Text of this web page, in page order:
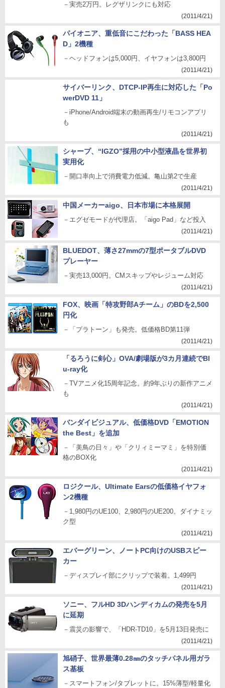
－実売2万円。レグザリンクにも対応
(2011/4/21)
パイオニア、重低音にこだわった「BASS HEA
D」2機種
－ヘッドフォンは5,000円、イヤフォンは3,800円
(2011/4/21)
サイバーリンク、DTCP-IP再生に対応した「Po
werDVD 11」
－iPhone/Android端末の動画再生/リモコンアプリ
も
(2011/4/21)
シャープ、“IGZO”採用の中小型液晶を世界初
実用化
－開口率向上で消費電力低減。亀山第2で生産
(2011/4/21)
中国メーカーaigo、日本市場に本格展開
－エグゼモードが代理店。「aigo Pad」など投入
(2011/4/21)
BLUEDOT、薄さ27mmの7型ポータブルDVD
プレーヤー
－実売13,000円。CMスキップやレジューム対応
(2011/4/21)
FOX、映画「特攻野郎Aチーム」のBDを2,500
円化
－「プラトーン」も発売。低価格BD第11弾
(2011/4/21)
「るろうに剣心」OVA/劇場版が3カ月連続でBl
u-ray化
－TVアニメ化15周年記念。約9年ぶりの新作アニメ
も
(2011/4/21)
バンダイビジュアル、低価格DVD「EMOTION
the Best」を追加
－「美鳥の日々」や「クリィミーマミ」を特別価
格のBOX化
(2011/4/21)
ロジクール、Ultimate Earsの低価格イヤフォ
ン2機種
－1,980円のUE100、2,980円のUE200。ダイナミッ
ク型
(2011/4/21)
エバーグリーン、ノートPC向けのUSBスピー
カー
－ディスプレイ部にクリップで装着。1,499円
(2011/4/21)
ソニー、フルHD 3Dハンディカムの発売を5月
に延期
－震災の影響で、「HDR-TD10」を5月13日発売に
(2011/4/21)
旭硝子、世界最薄0.28㎜のタッチパネル用ガラ
ス基板
－スマートフォン/タブレットに。15%薄型/軽量化